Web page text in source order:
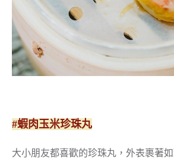
#蝦肉玉米珍珠丸
大小朋友都喜歡的珍珠丸，外表裹著